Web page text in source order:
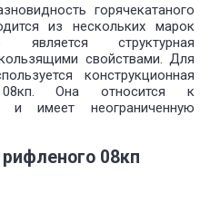
горячекатаного
из нескольких марок
является структурная
свойствами. Для
конструкционная
08кп. Она относится к
и имеет неограниченную
08кп